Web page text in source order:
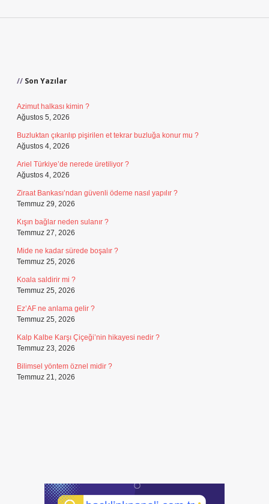
Son Yazılar
Azimut halkası kimin ?
Ağustos 5, 2026
Buzluktan çıkarılıp pişirilen et tekrar buzluğa konur mu ?
Ağustos 4, 2026
Ariel Türkiye’de nerede üretiliyor ?
Ağustos 4, 2026
Ziraat Bankası’ndan güvenli ödeme nasıl yapılır ?
Temmuz 29, 2026
Kışın bağlar neden sulanır ?
Temmuz 27, 2026
Mide ne kadar sürede boşalır ?
Temmuz 25, 2026
Koala saldirir mi ?
Temmuz 25, 2026
Ez’AF ne anlama gelir ?
Temmuz 25, 2026
Kalp Kalbe Karşı Çiçeği’nin hikayesi nedir ?
Temmuz 23, 2026
Bilimsel yöntem öznel midir ?
Temmuz 21, 2026